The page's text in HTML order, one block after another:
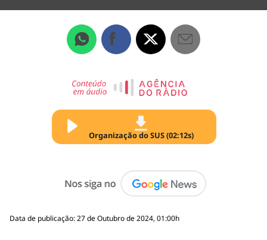
Organização do SUS (02:12s)
Data de publicação: 27 de Outubro de 2024, 01:00h